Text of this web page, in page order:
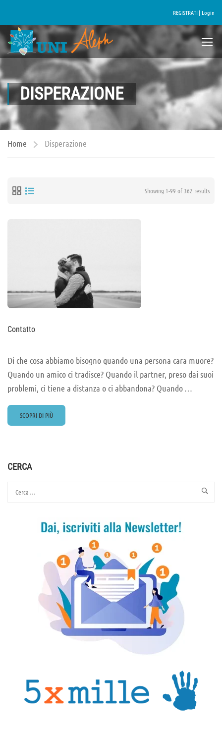
REGISTRATI | Login
DISPERAZIONE
Home Disperazione
Showing 1-99 of 362 results
Contatto
Di che cosa abbiamo bisogno quando una persona cara muore?
Quando un amico ci tradisce? Quando il partner, preso dai suoi
problemi, ci tiene a distanza o ci abbandona? Quando …
READ
MORE
SCOPRI DI PIÙ
CERCA